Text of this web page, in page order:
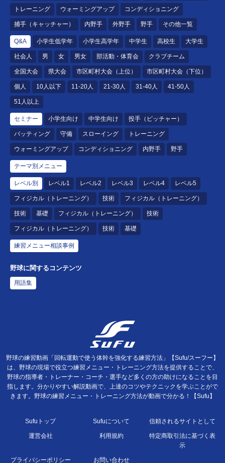
トレーニング ウォーミングアップ コンディショニング
捕手（キャッチャー） 内野手 外野手 野手 その他一覧
Q&A 小学生低学年 小学生高学年 中学生 高校生 大学生
社会人 男 女 男女 部活動・体育会 クラブチーム
全国大会 県大会 市区町村大会（上位） 市区町村大会（下位）
個人 10人以下 11-20人 21-30人 31-40人 41-50人
51人以上
セミナー 小学生向け 中学生向け 投手（ピッチャー）
バッティング 守備 スローイング トレーニング
ウォーミングアップ コンディショニング 内野手 野手
テーマ別メニュー
レベル別 レベル1 レベル2 レベル3 レベル4 レベル5
フィジカル（トレーニング） 技術 フィジカル（トレーニング）
技術 基礎 フィジカル（トレーニング） 技術
フィジカル（トレーニング） 技術 基礎
練習メニュー相談事例
野球に関するコンテンツ
用語集
野球の練習動画「回転運動で使う体幹を強化する練習方法」【Sufu/スーフー】
は、野球の現場で役立つ練習メニュー・トレーニング方法を提供することで、
野球の指導者・トレーナー・コーチ・選手など多くの方の助けになることを目
指します。分かりやすい解説動画で、上達のコツやテクニックを学ぶことがで
きます。野球の練習メニュー・トレーニング方法が動画で分かる！【Sufu】
Sufuトップ Sufuについて 信頼されるサイトとして
運営会社 利用規約
特定商取引法に基づく表
示
プライバシーポリシー お問い合わせ